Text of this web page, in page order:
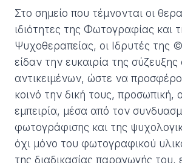
Στο σημείο που τέμνονται οι
ιδιότητες της Φωτογραφίας και
Ψυχοθεραπείας, οι Ιδρυτές της
είδαν την ευκαιρία της
αντικειμένων, ώστε να
κοινό την δική τους, προσωπική,
εμπειρία, μέσα από τον
φωτογράφισης και της
όχι μόνο του φωτογραφικού
της διαδικασίας παραγωγής του,